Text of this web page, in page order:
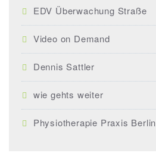
EDV Überwachung Straße
Video on Demand
Dennis Sattler
wie gehts weiter
Physiotherapie Praxis Berlin